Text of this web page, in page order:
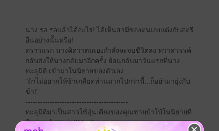
นาง รอ รอแล้วได้อะไร! ได้เห็นสามีของตนเองแต่งกับสตรี
อื่นอย่างนั้นหรือ!
คราวแรก นางคิดว่าตนเองกำลังจะจบชีวิตลง ทว่าสวรรค์
กลับส่งให้นางกลับมาอีกครั้ง ย้อนกลับมาวันแรกที่นาง
ทะลุมิติ เข้ามาในนิยายของตัวเอง...
"ถ้าไม่อยากให้ข้าเกลียดท่านมากไปกว่านี้...ก็อย่ามายุ่งกับ
ข้า!"
------------------------------------------
ทะลุมิติมาเป็นสาวใช้อุ่นเตียงของคุณชายบ้าใบ้ในนิยายที่
มีแค่บทนำ! [เล่ม2] (จบ)